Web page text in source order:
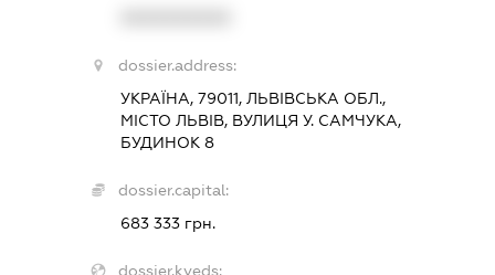
dossier.address:
УКРАЇНА, 79011, ЛЬВІВСЬКА ОБЛ.,
МІСТО ЛЬВІВ, ВУЛИЦЯ У. САМЧУКА,
БУДИНОК 8
dossier.capital:
683 333 грн.
dossier.kveds: